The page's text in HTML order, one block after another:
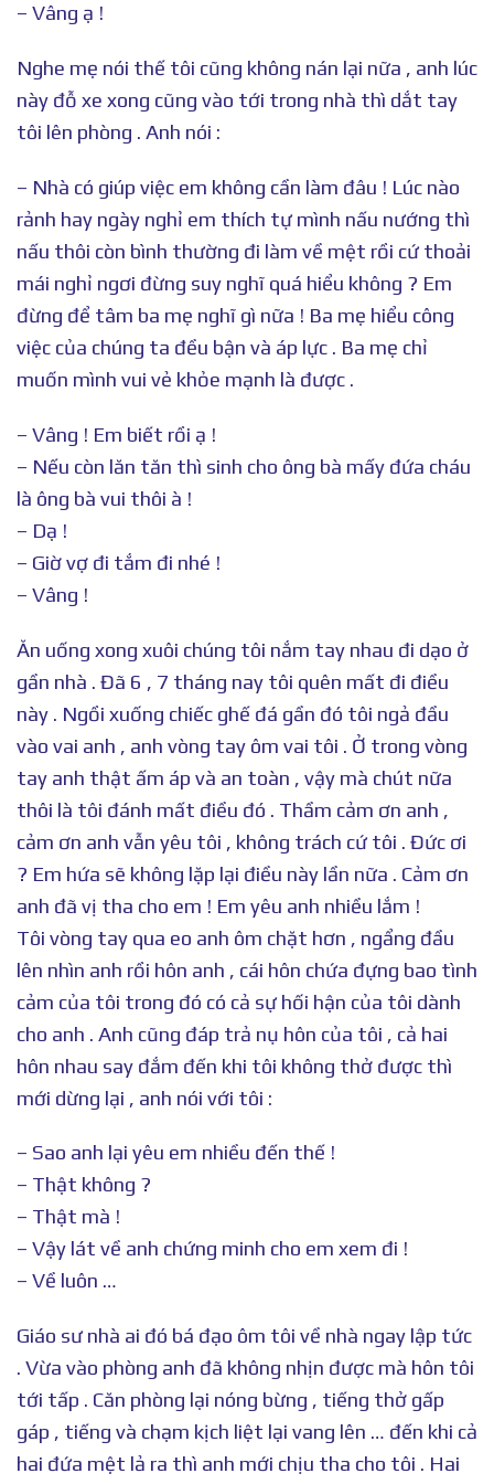
– Vâng ạ !
Nghe mẹ nói thế tôi cũng không nán lại nữa , anh lúc
này đỗ xe xong cũng vào tới trong nhà thì dắt tay
tôi lên phòng . Anh nói :
– Nhà có giúp việc em không cần làm đâu ! Lúc nào
rảnh hay ngày nghỉ em thích tự mình nấu nướng thì
nấu thôi còn bình thường đi làm về mệt rồi cứ thoải
mái nghỉ ngơi đừng suy nghĩ quá hiểu không ? Em
đừng để tâm ba mẹ nghĩ gì nữa ! Ba mẹ hiểu công
việc của chúng ta đều bận và áp lực . Ba mẹ chỉ
muốn mình vui vẻ khỏe mạnh là được .
– Vâng ! Em biết rồi ạ !
– Nếu còn lăn tăn thì sinh cho ông bà mấy đứa cháu
là ông bà vui thôi à !
– Dạ !
– Giờ vợ đi tắm đi nhé !
– Vâng !
Ăn uống xong xuôi chúng tôi nắm tay nhau đi dạo ở
gần nhà . Đã 6 , 7 tháng nay tôi quên mất đi điều
này . Ngồi xuống chiếc ghế đá gần đó tôi ngả đầu
vào vai anh , anh vòng tay ôm vai tôi . Ở trong vòng
tay anh thật ấm áp và an toàn , vậy mà chút nữa
thôi là tôi đánh mất điều đó . Thầm cảm ơn anh ,
cảm ơn anh vẫn yêu tôi , không trách cứ tôi . Đức ơi
? Em hứa sẽ không lặp lại điều này lần nữa . Cảm ơn
anh đã vị tha cho em ! Em yêu anh nhiều lắm !
Tôi vòng tay qua eo anh ôm chặt hơn , ngẩng đầu
lên nhìn anh rồi hôn anh , cái hôn chứa đựng bao tình
cảm của tôi trong đó có cả sự hối hận của tôi dành
cho anh . Anh cũng đáp trả nụ hôn của tôi , cả hai
hôn nhau say đắm đến khi tôi không thở được thì
mới dừng lại , anh nói với tôi :
– Sao anh lại yêu em nhiều đến thế !
– Thật không ?
– Thật mà !
– Vậy lát về anh chứng minh cho em xem đi !
– Về luôn …
Giáo sư nhà ai đó bá đạo ôm tôi về nhà ngay lập tức
. Vừa vào phòng anh đã không nhịn được mà hôn tôi
tới tấp . Căn phòng lại nóng bừng , tiếng thở gấp
gáp , tiếng và chạm kịch liệt lại vang lên … đến khi cả
hai đứa mệt lả ra thì anh mới chịu tha cho tôi . Hai